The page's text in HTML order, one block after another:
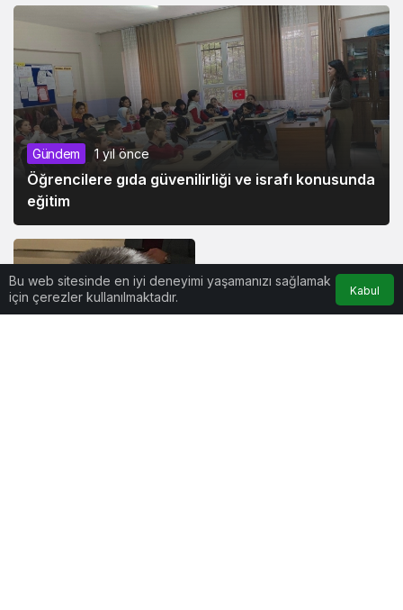
namazı ne zaman,
saat kaçta 2025?
Gündem 1 yıl önce
Öğrencilere gıda güvenilirliği ve israfı konusunda
eğitim
Bazı illerin milletvekili
Bu web sitesinde en iyi deneyimi yaşamanızı sağlamak
için çerezler kullanılmaktadır.
Kabul